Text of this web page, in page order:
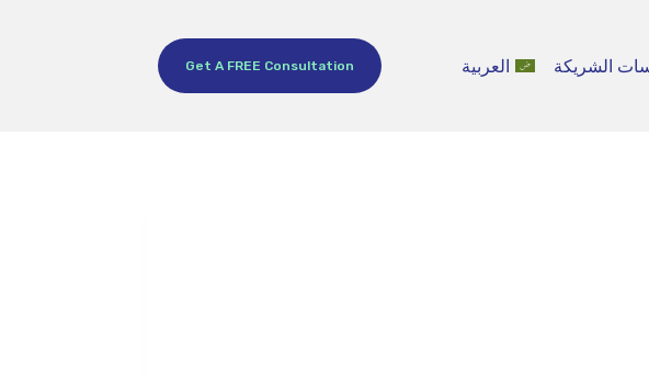
الشريكة العربية Get A FREE Consultation